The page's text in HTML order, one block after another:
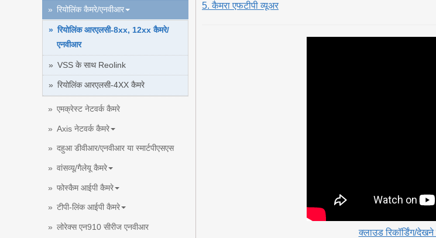
रियोलिंक कैमरे/एनवीआर
रियोलिंक आरएलसी-8xx, 12xx कैमरे/
एनवीआर
VSS के साथ Reolink
रियोलिंक आरएलसी-4XX कैमरे
एमक्रेस्ट नेटवर्क कैमरे
Axis नेटवर्क कैमरे
दहुआ डीवीआर/एनवीआर या स्मार्टपीएसएस
वांसव्यू/गैलेयू कैमरे
फोस्कैम आईपी कैमरे
टीपी-लिंक आईपी कैमरे
लोरेक्स एन910 सीरीज एनवीआर
5. कैमरा एफटीपी व्यूअर
क्लाउड रिकॉर्डिंग/